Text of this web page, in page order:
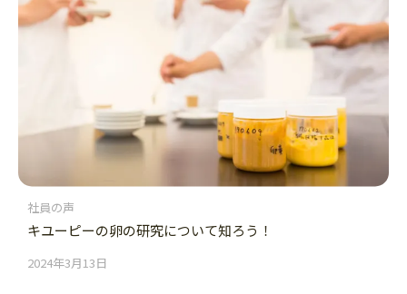
社員の声
キユーピーの卵の研究について知ろう！
2024年3月13日